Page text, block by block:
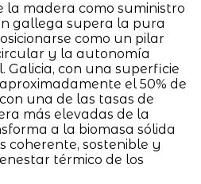
la madera como suministro
gallega supera la pura
como un pilar
y la autonomía
Galicia, con una superficie
el 50% de
una de las tasas de
más elevadas de la
a la biomasa sólida
coherente, sostenible y
térmico de los